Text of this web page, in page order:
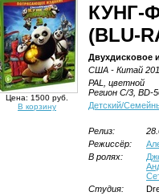
Цена: 1500 руб.
В корзину
КУНГ-
(BLU-
Двухдисковое
США - Китай
PAL, цветной
Регион C/3, BD-
Детский/
Релиз:
Режиссёр:
В ролях:
Студия: